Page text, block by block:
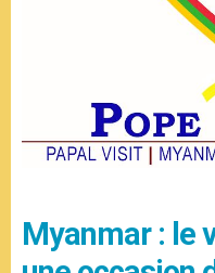
Myanmar : le